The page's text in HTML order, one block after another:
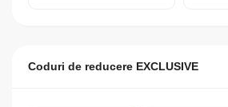
Coduri de reducere EXCLUSIVE